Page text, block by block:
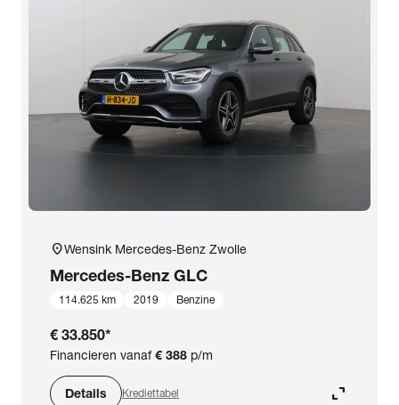
location_onWensink Mercedes-Benz Zwolle
Mercedes-Benz GLC
114.625 km 2019 Benzine
€ 33.850*
Financieren vanaf€ 388 p/m
Details Krediettabel expand_content